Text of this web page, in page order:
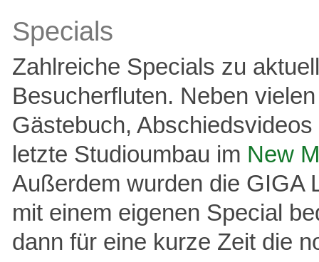
Specials
Zahlreiche Specials zu
Besucherfluten. Neben
Gästebuch,
letzte Studioumbau im New
Außerdem wurden die GIGA
mit einem eigenen Special
dann für eine kurze Zeit die